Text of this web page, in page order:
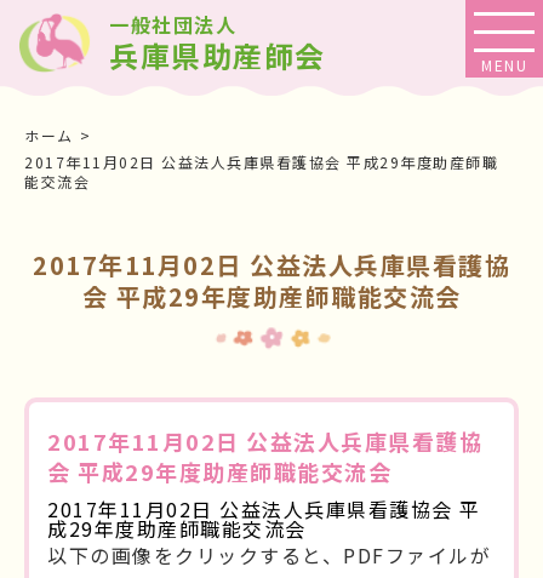
一般社団法人
兵庫県助産師会
ホーム
2017年11月02日 公益法人兵庫県看護協会 平成29年度助産師職
能交流会
2017年11月02日 公益法人兵庫県看護協
会 平成29年度助産師職能交流会
2017年11月02日 公益法人兵庫県看護協
会 平成29年度助産師職能交流会
2017年11月02日 公益法人兵庫県看護協会 平
成29年度助産師職能交流会
以下の画像をクリックすると、PDFファイルが